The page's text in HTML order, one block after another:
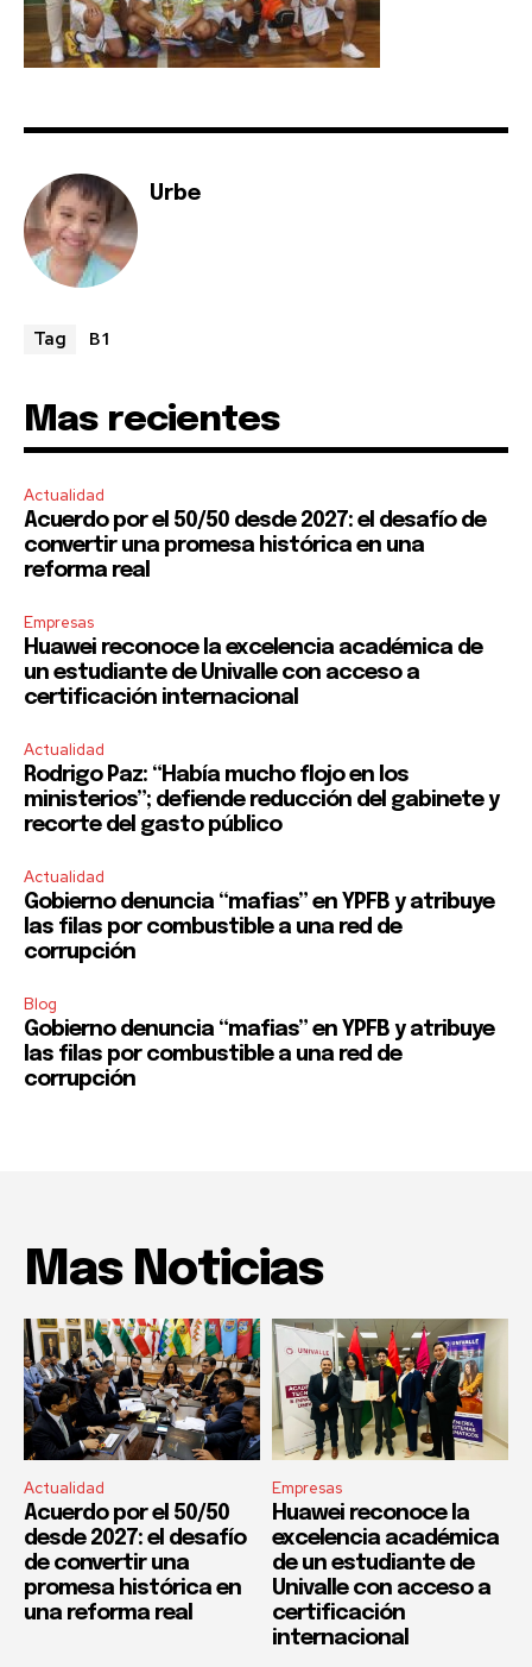
Urbe
Tag B1
Mas recientes
Actualidad
Acuerdo por el 50/50 desde 2027: el desafío de
convertir una promesa histórica en una
reforma real
Empresas
Huawei reconoce la excelencia académica de
un estudiante de Univalle con acceso a
certificación internacional
Actualidad
Rodrigo Paz: “Había mucho flojo en los
ministerios”; defiende reducción del gabinete y
recorte del gasto público
Actualidad
Gobierno denuncia “mafias” en YPFB y atribuye
las filas por combustible a una red de
corrupción
Blog
Gobierno denuncia “mafias” en YPFB y atribuye
las filas por combustible a una red de
corrupción
Mas Noticias
Actualidad
Acuerdo por el 50/50
desde 2027: el desafío
de convertir una
promesa histórica en
una reforma real
Empresas
Huawei reconoce la
excelencia académica
de un estudiante de
Univalle con acceso a
certificación
internacional